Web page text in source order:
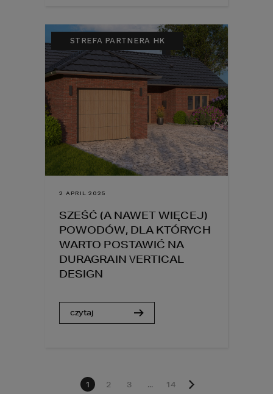
STREFA PARTNERA HK
2 APRIL 2025
SZEŚĆ (A NAWET WIĘCEJ)
POWODÓW, DLA KTÓRYCH
WARTO POSTAWIĆ NA
DURAGRAIN VERTICAL
DESIGN
czytaj
1 2 3 ... 14